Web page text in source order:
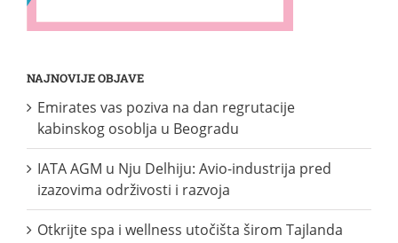
NAJNOVIJE OBJAVE
Emirates vas poziva na dan regrutacije
kabinskog osoblja u Beogradu
IATA AGM u Nju Delhiju: Avio-industrija pred
izazovima održivosti i razvoja
Otkrijte spa i wellness utočišta širom Tajlanda